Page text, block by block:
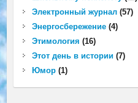
Электронный журнал(57)
Энергосбережение(4)
Этимология (16)
Этот день в истории(7)
Юмор(1)